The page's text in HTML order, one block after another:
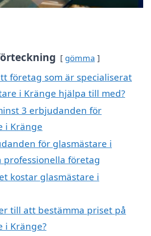
gömma
företag som är specialiserat
i Kränge hjälpa till med?
3 erbjudanden för
i Kränge
för glasmästare i
professionella företag
kostar glasmästare i
till att bestämma priset på
i Kränge?